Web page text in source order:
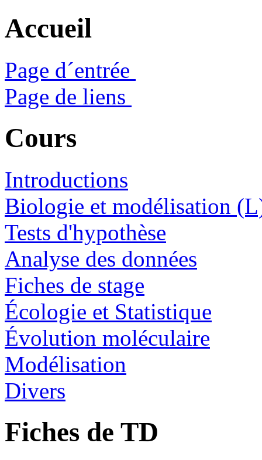
Accueil
Page d´entrée
Page de liens
Cours
Introductions
Biologie et modélisation
Tests d'hypothèse
Analyse des données
Fiches de stage
Écologie et Statistique
Évolution moléculaire
Modélisation
Divers
Fiches de TD